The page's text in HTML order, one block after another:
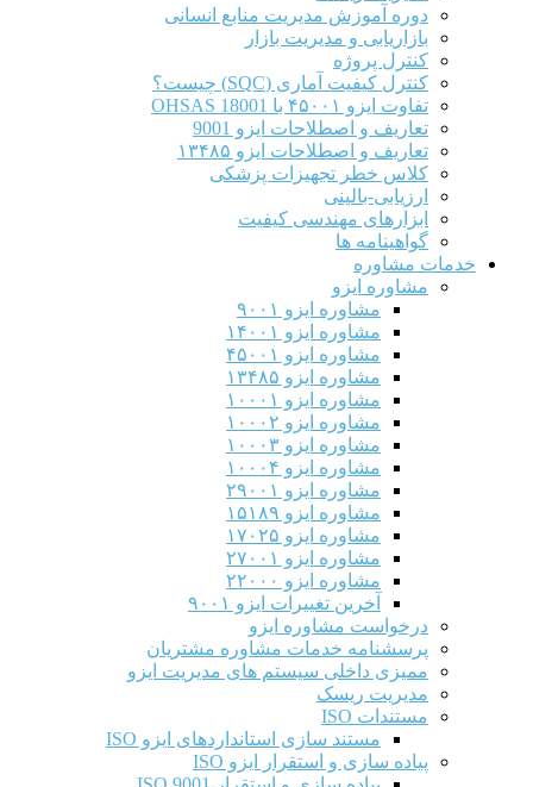
دوره آموزش مدیریت منابع انسانی
بازاریابی و مدیریت بازار
کنترل پروژه
کنترل کیفیت آماری (SQC) چیست؟
تفاوت ایزو ۴۵۰۰۱ با OHSAS 18001
تعاریف و اصطلاحات ایزو 9001
تعاریف و اصطلاحات ایزو ۱۳۴۸۵
کلاس خطر تجهیزات پزشکی
ارزیابی-بالینی
ابزارهای مهندسی کیفیت
گواهینامه ها
خدمات مشاوره
مشاوره ایزو
مشاوره ایزو ۹۰۰۱
مشاوره ایزو ۱۴۰۰۱
مشاوره ایزو ۴۵۰۰۱
مشاوره ایزو ۱۳۴۸۵
مشاوره ایزو ۱۰۰۰۱
مشاوره ایزو ۱۰۰۰۲
مشاوره ایزو ۱۰۰۰۳
مشاوره ایزو ۱۰۰۰۴
مشاوره ایزو ۲۹۰۰۱
مشاوره ایزو ۱۵۱۸۹
مشاوره ایزو ۱۷۰۲۵
مشاوره ایزو ۲۷۰۰۱
مشاوره ایزو ۲۲۰۰۰
آخرین تغییرات ایزو ۹۰۰۱
درخواست مشاوره ایزو
پرسشنامه خدمات مشاوره مشتریان
ممیزی داخلی سیستم های مدیریت ایزو
مدیریت ریسک
مستندات ISO
مستند سازی استانداردهای ایزو ISO
پیاده سازی و استقرار ایزو ISO